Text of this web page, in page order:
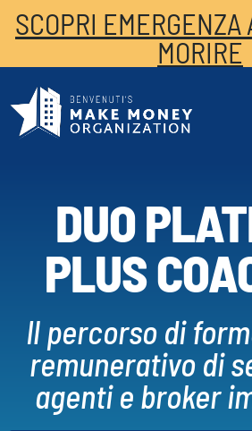
SCOPRI
MORIRE
DUO
PLUS
Il percorso di
remunerativo di
agenti e broker